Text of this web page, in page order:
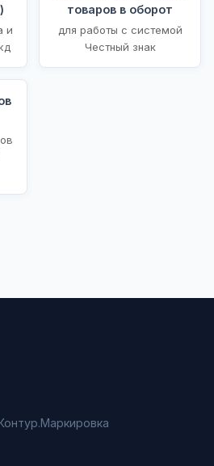
и
товаров в оборот
для работы с системой
Честный знак